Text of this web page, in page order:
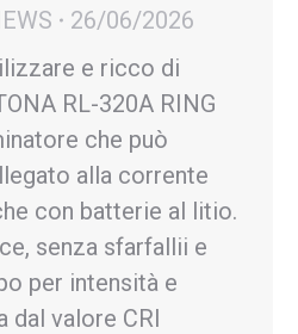
26/06/2026
e ricco di
RL-320A RING
che può
alla corrente
con batterie al litio.
senza sfarfallii e
per intensità e
dal valore CRI